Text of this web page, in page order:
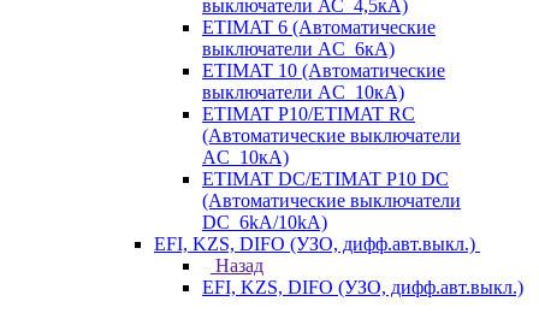
выключатели АС_4,5кА)
ETIMAT 6 (Автоматические
выключатели AC_6кА)
ETIMAT 10 (Автоматические
выключатели AC_10кА)
ETIMAT P10/ETIMAT RC
(Автоматические выключатели
AC_10кА)
ETIMAT DC/ETIMAT P10 DC
(Автоматические выключатели
DC_6kA/10kA)
EFI, KZS, DIFO (УЗО, дифф.авт.выкл.)
Назад
EFI, KZS, DIFO (УЗО, дифф.авт.выкл.)